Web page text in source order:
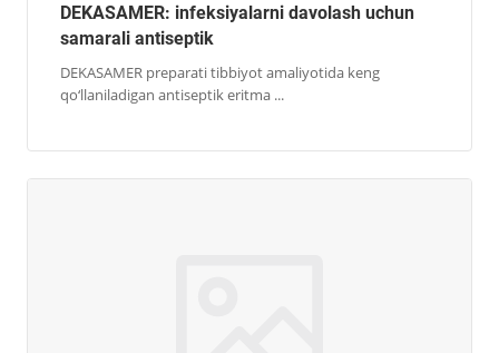
DEKASAMER preparati tibbiyot amaliyotida keng
qo‘llaniladigan antiseptik eritma ...
DEKASAMER: infeksiyalarni davolash uchun
samarali antiseptik